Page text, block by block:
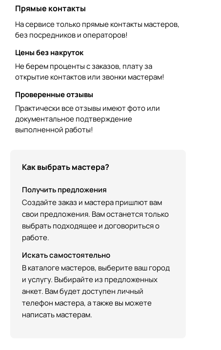
Прямые контакты
На сервисе только прямые контакты мастеров,
без посредников и операторов!
Цены без накруток
Не берем проценты с заказов, плату за
открытие контактов или звонки мастерам!
Проверенные отзывы
Практически все отзывы имеют фото или
документальное подтверждение
выполненной работы!
Как выбрать мастера?
Получить предложения
Создайте заказ и мастера пришлют вам
свои предложения. Вам останется только
выбрать подходящее и договориться о
работе.
Искать самостоятельно
В каталоге мастеров, выберите ваш город
и услугу. Выбирайте из предложенных
анкет. Вам будет доступен личный
телефон мастера, а также вы можете
написать мастерам.